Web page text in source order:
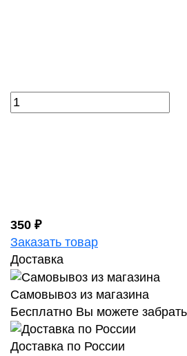
350 ₽
Заказать товар
Доставка
Самовывоз из магазина
Бесплатно Вы можете
Доставка по России